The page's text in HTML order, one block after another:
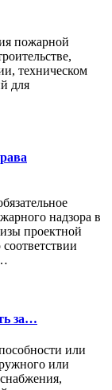
пожарной
техническом
для
надзора в
проектной
за…
или
или